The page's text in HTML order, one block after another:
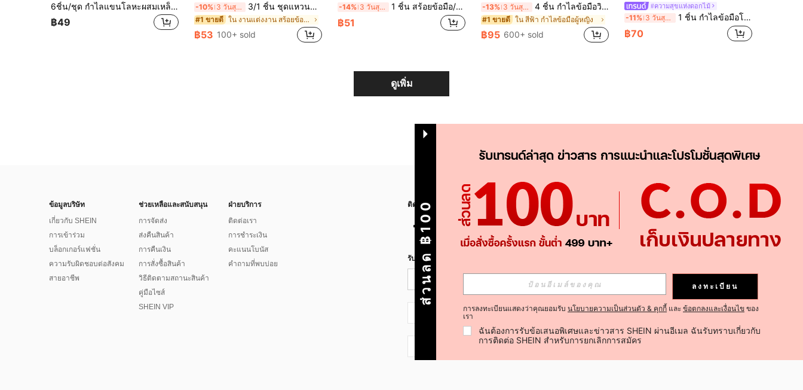
6ชิ้น/ชุด กำไลแขนโลหะผสมเหล็กสีทอง, กำไลเปิดสไตล์มินิมอล, เหมาะสำหรับผู้หญิงในฤดูร้อน วันหยุดชายหาด, การสวมใส่แบบสบายๆ
฿49
-10% 3 วันสุดท้าย 3/1 ชิ้น ชุดแหวนและกำไลเปิดรูปคลื่นสไตล์วินเทจมินิมอลสำหรับผู้หญิง วัสดุอะคริลิก CCB เหมาะสำหรับการสวมใส่ประจำวัน สามารถสวมซ้อนกันได้ เหมาะสำหรับของขวัญวันหยุด
#1 ขายดี ใน งานแต่งงาน สร้อยข้อมือผู้หญิง
฿53 100+ sold
-14% 3 วันสุดท้าย 1 ชิ้น สร้อยข้อมือ/กำไลรูปปลาดาว สไตล์ลำลองแฟชั่น เหมาะสำหรับเครื่องประดับวันหยุดริมทะเลของผู้หญิง
฿51
-13% 3 วันสุดท้าย 4 ชิ้น กำไลข้อมือวินเทจหรูหรา ดีไซน์มินิมอลแฟชั่น เหมาะสำหรับใส่ในชีวิตประจำวัน อะคริลิก เหมาะสำหรับใส่ในชีวิตประจำวันและงานปาร์ตี้ ของขวัญสำหรับผู้หญิง
#1 ขายดี ใน สีฟ้า กำไลข้อมือผู้หญิง
฿95 600+ sold
#ความสุขแห่งดอกไม้
-11% 3 วันสุดท้าย 1 ชิ้น กำไลข้อมือโลหะผสมเหล็กเคลือบฟันเคลือบดอกไม้ฉลุ, ของขวัญวันแม่, งานปาร์ตี้, งานเลี้ยงและสวมใส่ในชีวิตประจำวัน
฿70
ดูเพิ่ม
ข้อมูลบริษัท
เกี่ยวกับ SHEIN
การเข้าร่วม
บล็อกเกอร์แฟชั่น
ความรับผิดชอบต่อสังคม
สายอาชีพ
ช่วยเหลือและสนับสนุน
การจัดส่ง
ส่งคืนสินค้า
การคืนเงิน
การสั่งซื้อสินค้า
วิธีติดตามสถานะสินค้า
คู่มือไซส์
SHEIN VIP
ฝ่ายบริการ
ติดต่อเรา
การชำระเงิน
คะแนนโบนัส
คำถามที่พบบ่อย
ติดตามเรา
รับข่าวสาร SHEIN
ติดตาม
ส่วนลด ฿100 ลงทะเบียน
การลงทะเบียนแสดงว่าคุณยอมรับ นโยบายความเป็นส่วนตัว & คุกกี้ และ ข้อตกลงและเงื่อนไข ของ
เรา
ฉันต้องการรับข้อเสนอพิเศษและข่าวสาร SHEIN ผ่านอีเมล ฉันรับทราบเกี่ยวกับ
การติดต่อ SHEIN สำหรับการยกเลิกการสมัคร